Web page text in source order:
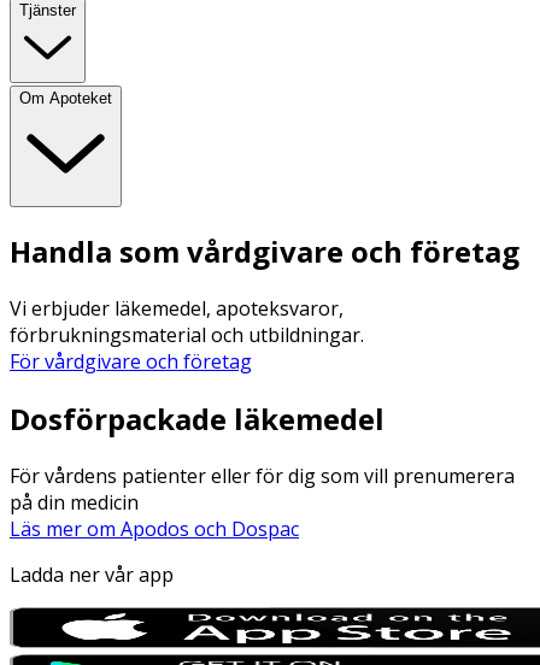
Tjänster
Om Apoteket
Handla som vårdgivare och företag
Vi erbjuder läkemedel, apoteksvaror,
förbrukningsmaterial och utbildningar.
För vårdgivare och företag
Dosförpackade läkemedel
För vårdens patienter eller för dig som vill prenumerera
på din medicin
Läs mer om Apodos och Dospac
Ladda ner vår app